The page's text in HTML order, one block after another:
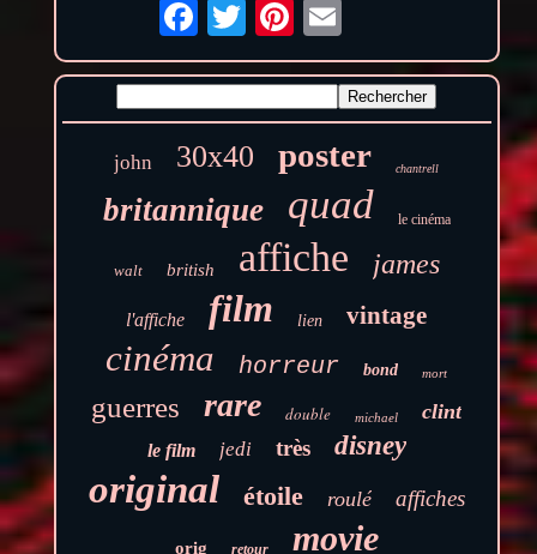
john 30x40 poster chantrell
britannique quad le cinéma
walt british affiche james
l'affiche film lien vintage
cinéma horreur bond mort
guerres rare double michael clint
le film jedi très disney
original étoile roulé affiches
orig retour movie